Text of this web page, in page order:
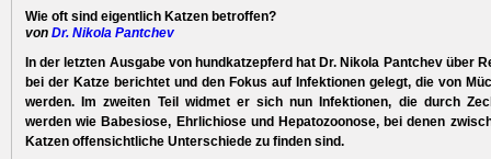
Wie oft sind eigentlich Katzen betroffen?
von Dr. Nikola Pantchev
In der letzten Ausgabe von hundkatzepferd hat Dr. Nikola Pantchev über
bei der Katze berichtet und den Fokus auf Infektionen gelegt, die von
werden. Im zweiten Teil widmet er sich nun Infektionen, die durch
werden wie Babesiose, Ehrlichiose und Hepatozoonose, bei denen
Katzen offensichtliche Unterschiede zu finden sind.